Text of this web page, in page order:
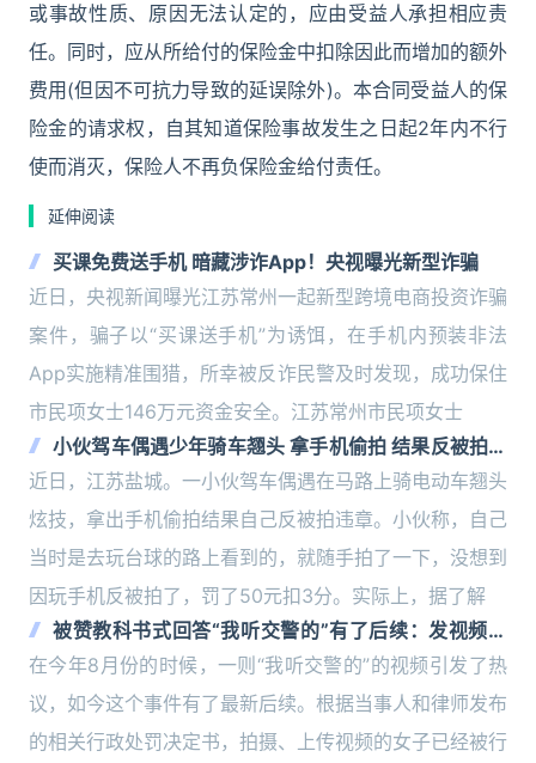
或事故性质、原因无法认定的，应由受益人承担相应责
任。同时，应从所给付的保险金中扣除因此而增加的额外
费用(但因不可抗力导致的延误除外)。本合同受益人的保
险金的请求权，自其知道保险事故发生之日起2年内不行
使而消灭，保险人不再负保险金给付责任。
延伸阅读
买课免费送手机 暗藏涉诈App！央视曝光新型诈骗
近日，央视新闻曝光江苏常州一起新型跨境电商投资诈骗
案件，骗子以“买课送手机”为诱饵，在手机内预装非法
App实施精准围猎，所幸被反诈民警及时发现，成功保住
市民项女士146万元资金安全。江苏常州市民项女士
小伙驾车偶遇少年骑车翘头 拿手机偷拍 结果反被拍违
章
近日，江苏盐城。一小伙驾车偶遇在马路上骑电动车翘头
炫技，拿出手机偷拍结果自己反被拍违章。小伙称，自己
当时是去玩台球的路上看到的，就随手拍了一下，没想到
因玩手机反被拍了，罚了50元扣3分。实际上，据了解
被赞教科书式回答“我听交警的”有了后续：发视频女
子被行拘！
在今年8月份的时候，一则“我听交警的”的视频引发了热
议，如今这个事件有了最新后续。根据当事人和律师发布
的相关行政处罚决定书，拍摄、上传视频的女子已经被行